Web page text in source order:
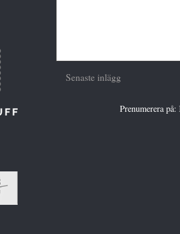
Senaste inlägg
Prenumerera på: